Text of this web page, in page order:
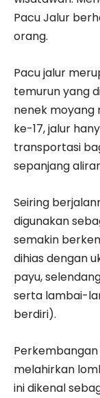
Pacu Jalur
orang.
Pacu jalur
temurun yang
nenek moyang
ke-17, jalur
transportasi
sepanjang
Seiring
digunakan
semakin
dihias dengan
payu,
serta lambai-
berdiri).
melahirkan
ini dikenal